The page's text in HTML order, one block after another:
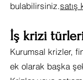
bulabilirsiniz.satış
İş krizi
Kurumsal krizler,
ek olarak başka